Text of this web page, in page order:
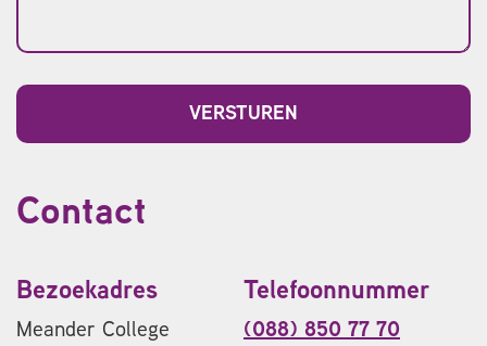
Contact
Bezoekadres
Meander College
Telefoonnummer
(088) 850 77 70